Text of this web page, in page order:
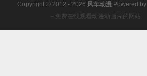
Copyright © 2012 - 2026 风车动漫 Powered by
－免费在线观看动漫动画片的网站